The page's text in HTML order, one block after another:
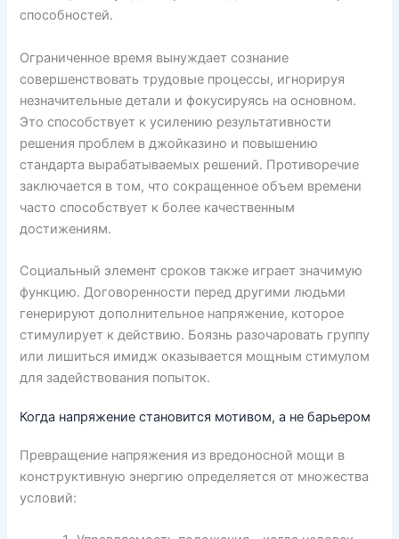
способностей.
Ограниченное время вынуждает сознание
совершенствовать трудовые процессы, игнорируя
незначительные детали и фокусируясь на основном.
Это способствует к усилению результативности
решения проблем в джойказино и повышению
стандарта вырабатываемых решений. Противоречие
заключается в том, что сокращенное объем времени
часто способствует к более качественным
достижениям.
Социальный элемент сроков также играет значимую
функцию. Договоренности перед другими людьми
генерируют дополнительное напряжение, которое
стимулирует к действию. Боязнь разочаровать группу
или лишиться имидж оказывается мощным стимулом
для задействования попыток.
Когда напряжение становится мотивом, а не барьером
Превращение напряжения из вредоносной мощи в
конструктивную энергию определяется от множества
условий: